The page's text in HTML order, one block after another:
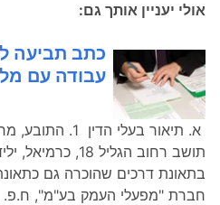
אולי יעניין אותך גם:
כתב תביעה
עבודה עם
א. תיאור בעלי
חברת "מפעלי העמק בע"מ", ח.פ.